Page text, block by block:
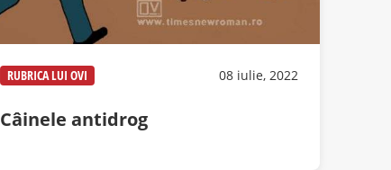
RUBRICA LUI OVI 08 iulie, 2022
Câinele antidrog